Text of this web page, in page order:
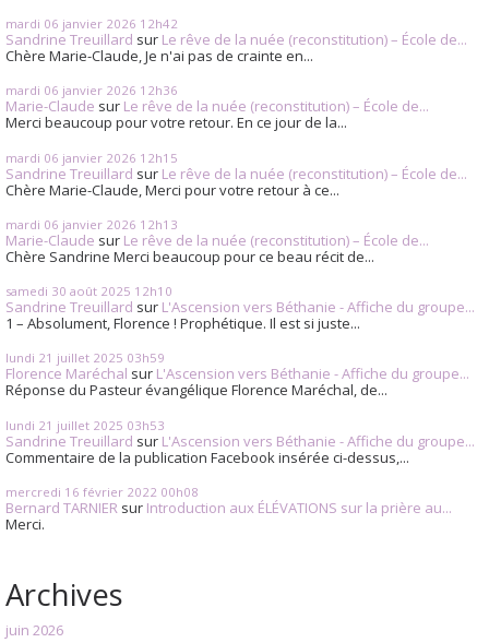
mardi 06 janvier 2026 12h42
Sandrine Treuillard sur Le rêve de la nuée (reconstitution) – École de...
Chère Marie-Claude, Je n'ai pas de crainte en...
mardi 06 janvier 2026 12h36
Marie-Claude sur Le rêve de la nuée (reconstitution) – École de...
Merci beaucoup pour votre retour. En ce jour de la...
mardi 06 janvier 2026 12h15
Sandrine Treuillard sur Le rêve de la nuée (reconstitution) – École de...
Chère Marie-Claude, Merci pour votre retour à ce...
mardi 06 janvier 2026 12h13
Marie-Claude sur Le rêve de la nuée (reconstitution) – École de...
Chère Sandrine Merci beaucoup pour ce beau récit de...
samedi 30 août 2025 12h10
Sandrine Treuillard sur L'Ascension vers Béthanie - Affiche du groupe...
1 – Absolument, Florence ! Prophétique. Il est si juste...
lundi 21 juillet 2025 03h59
Florence Maréchal sur L'Ascension vers Béthanie - Affiche du groupe...
Réponse du Pasteur évangélique Florence Maréchal, de...
lundi 21 juillet 2025 03h53
Sandrine Treuillard sur L'Ascension vers Béthanie - Affiche du groupe...
Commentaire de la publication Facebook insérée ci-dessus,...
mercredi 16 février 2022 00h08
Bernard TARNIER sur Introduction aux ÉLÉVATIONS sur la prière au...
Merci.
Archives
juin 2026